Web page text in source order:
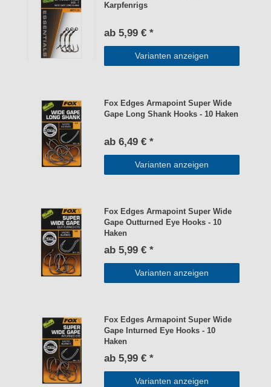
Karpfenrigs
ab 5,99 € *
Varianten anzeigen
Fox Edges Armapoint Super Wide
Gape Long Shank Hooks - 10 Haken
ab 6,49 € *
Varianten anzeigen
Fox Edges Armapoint Super Wide
Gape Outturned Eye Hooks - 10
Haken
ab 5,99 € *
Varianten anzeigen
Fox Edges Armapoint Super Wide
Gape Inturned Eye Hooks - 10
Haken
ab 5,99 € *
Varianten anzeigen